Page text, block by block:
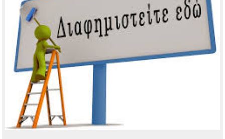
Διαφήμιση